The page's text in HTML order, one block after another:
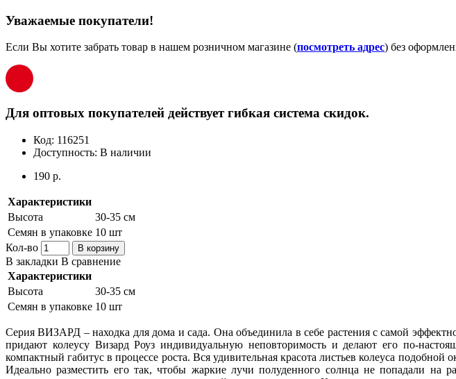
Уважаемые покупатели!
Если Вы хотите забрать товар в нашем розничном магазине (посмотреть адрес) без
Для оптовых покупателей действует гибкая система скидок.
Код: 116251
Доступность: В наличии
190 р.
Характеристики
Высота
30-35 см
Семян в упаковке 10 шт
Кол-во
В корзину
В закладки В сравнение
Характеристики
Высота
30-35 см
Семян в упаковке 10 шт
Серия ВИЗАРД – находка для дома и сада. Она объединила в себе растения с самой
придают колеусу Визард Роуз индивидуальную неповторимость и делают его по-
компактный габитус в процессе роста. Вся удивительная красота листьев колеуса
Идеально разместить его так, чтобы жаркие лучи полуденного солнца не попадали на